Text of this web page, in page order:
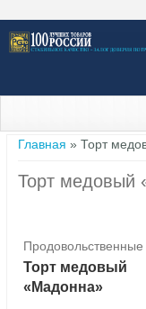
Вы здесь
Главная » Торт
Торт медовый
Торт медовый
«Мадонна»